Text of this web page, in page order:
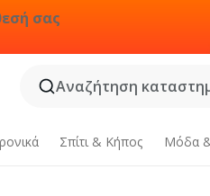
σας
Αναζήτηση
Σπίτι & Κήπος Μόδα &